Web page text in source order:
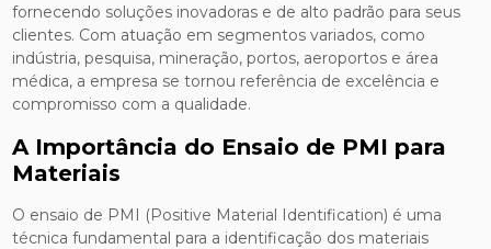
fornecendo soluções inovadoras e de alto padrão para seus
clientes. Com atuação em segmentos variados, como
indústria, pesquisa, mineração, portos, aeroportos e área
médica, a empresa se tornou referência de excelência e
compromisso com a qualidade.
A Importância do Ensaio de PMI para
Materiais
O ensaio de PMI (Positive Material Identification) é uma
técnica fundamental para a identificação dos materiais